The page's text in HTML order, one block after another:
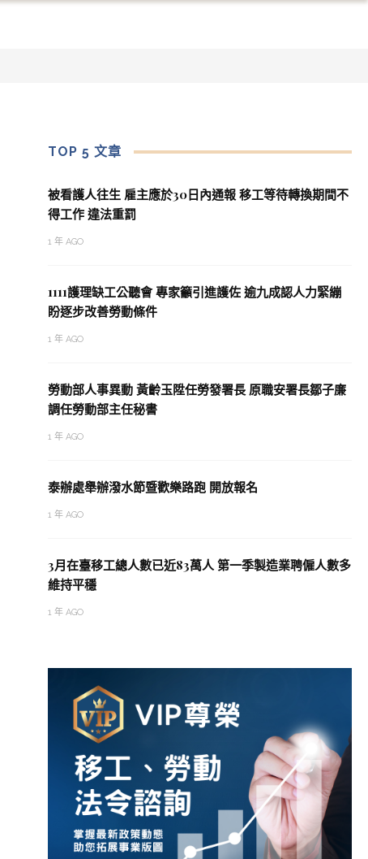
TOP 5 文章
被看護人往生 雇主應於30日內通報 移工等待轉換期間不
得工作 違法重罰
1 年 AGO
1111護理缺工公聽會 專家籲引進護佐 逾九成認人力緊繃
盼逐步改善勞動條件
1 年 AGO
勞動部人事異動 黃齡玉陞任勞發署長 原職安署長鄒子廉
調任勞動部主任秘書
1 年 AGO
泰辦處舉辦潑水節暨歡樂路跑 開放報名
1 年 AGO
3月在臺移工總人數已近83萬人 第一季製造業聘僱人數多
維持平穩
1 年 AGO